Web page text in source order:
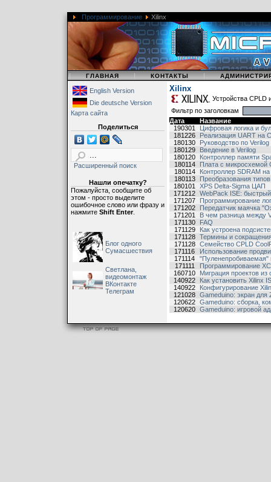
Программирование Xilinx
| ГЛАВНАЯ | КОНТАКТЫ |
English Version
Die deutsche Version
Карта сайта
Поделиться
Расширенный поиск
Нашли опечатку?
Пожалуйста, сообщите об
этом - просто выделите
ошибочное слово или фразу и
нажмите Shift Enter.
Блог одного
Сумасшествия
Светлана,
видеомонтаж
ВКонтакте
Телеграм
Xilinx
Устройства CPLD
Фильтр по заголовкам
Дата
Название
190301
Цифровая логика и
181226
Реализация UART на
180130
Руководство по
180129
Введение в Verilog
180120
Контроллер памяти
180114
Плата с микросхемой
180114
Контроллер SDRAM
180113
Преобразования
180101
XPS Delta-Sigma ЦАП
171212 WebPack ISE: быстрый
171207
Программирование
171202
Передатчик маячка
171201
В чем разница между
171130
FAQ
171129
Как устроена
171128
Термины и
171128
Семейство CPLD
171116
Использование
171114
"Пуленепробиваемая"
171111
Программирование
160710
Миграция проектов из
140922
Как установить Xilinx
140922
Конфигурирование
121028 Gameduino: экран для
120622 Gameduino: сборка,
120620 Gameduino: игровой